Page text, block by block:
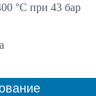
°C при 43 бар